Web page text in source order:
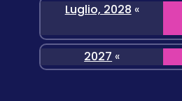
Luglio, 2028 «
2027 «